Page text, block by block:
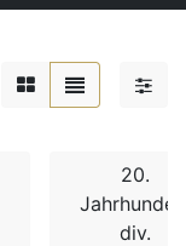
20.
div.